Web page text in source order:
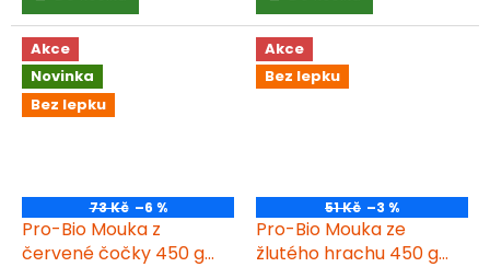
Akce
Novinka
Bez lepku
73 Kč –6 %
Pro-Bio Mouka z
červené čočky 450 g
Akce
Bez lepku
51 Kč –3 %
Pro-Bio Mouka ze
žlutého hrachu 450 g